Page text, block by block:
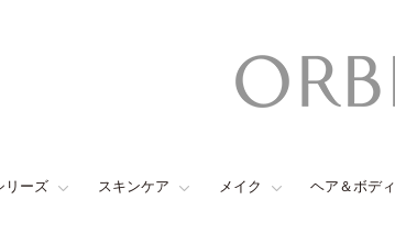
リーズ スキンケア メイク ヘア＆ボデ